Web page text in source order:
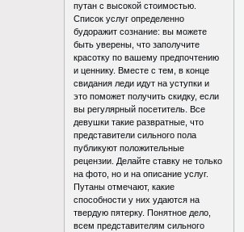
путан с высокой стоимостью.
Список услуг определенно
будоражит сознание: вы можете
быть уверены, что заполучите
красотку по вашему предпочтению
и ценнику. Вместе с тем, в конце
свидания леди идут на уступки и
это поможет получить скидку, если
вы регулярный посетитель. Все
девушки такие развратные, что
представители сильного пола
публикуют положительные
рецензии. Делайте ставку не только
на фото, но и на описание услуг.
Путаны отмечают, какие
способности у них удаются на
твердую пятерку. Понятное дело,
всем представителям сильного